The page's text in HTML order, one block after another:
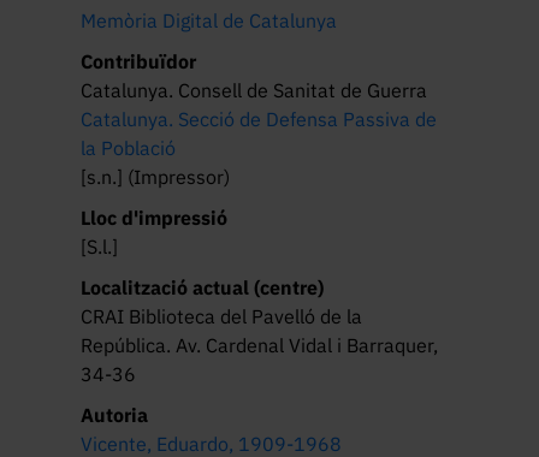
Memòria Digital de Catalunya
Contribuïdor
Catalunya. Consell de Sanitat de Guerra
Catalunya. Secció de Defensa Passiva de
la Població
[s.n.] (Impressor)
Lloc d'impressió
[S.l.]
Localització actual (centre)
CRAI Biblioteca del Pavelló de la
República. Av. Cardenal Vidal i Barraquer,
34-36
Autoria
Vicente, Eduardo, 1909-1968